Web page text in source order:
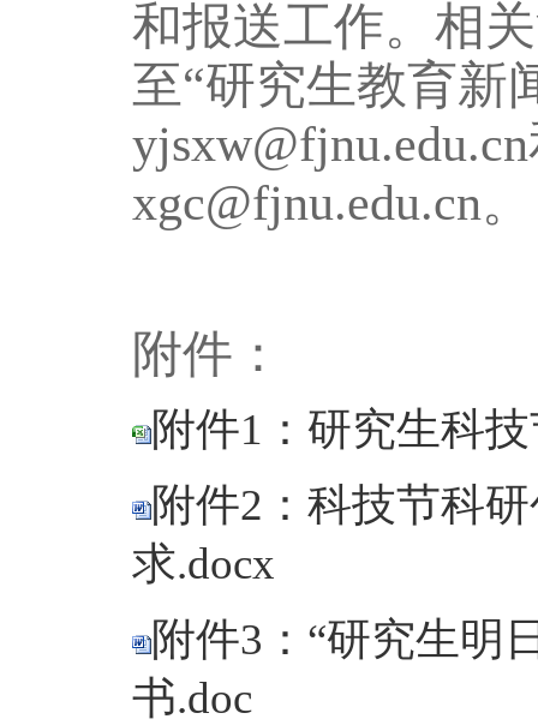
和报送工作。相
至“研究生教育新
xgc@fjnu.edu.cn。
附件：
附件1：研究生科
附件2：科技节科
求.docx
附件3：“研究生明
书.doc